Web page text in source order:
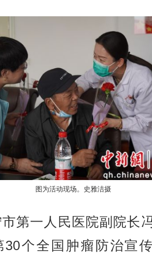
图为活动现场。史雅洁摄
一人民医院副院长
30个全国肿瘤防治宣